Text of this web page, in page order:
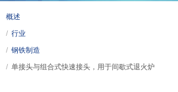
概述
/ 行业
/ 钢铁制造
/ 单接头与组合式快速接头，用于间歇式退火炉